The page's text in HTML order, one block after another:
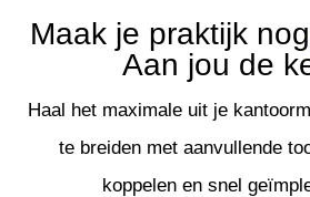
Maak je praktijk
Aan jou de
Haal het maximale uit je
te breiden met aanvullende
koppelen en snel